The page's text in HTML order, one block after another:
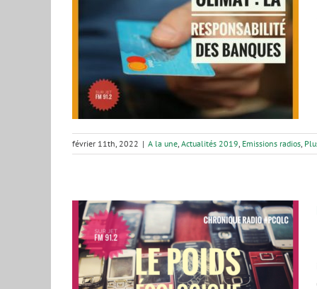
février 11th, 2022 | A la une, Actualités 2019, Emissions radios,